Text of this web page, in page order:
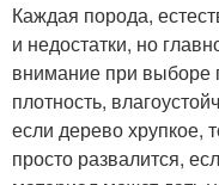
Каждая порода,
и недостатки, но
внимание при выборе
плотность,
если дерево хрупкое,
просто развалится,